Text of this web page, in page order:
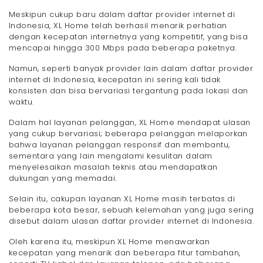
Meskipun cukup baru dalam daftar provider internet di
Indonesia, XL Home telah berhasil menarik perhatian
dengan kecepatan internetnya yang kompetitif, yang bisa
mencapai hingga 300 Mbps pada beberapa paketnya.
Namun, seperti banyak provider lain dalam daftar provider
internet di Indonesia, kecepatan ini sering kali tidak
konsisten dan bisa bervariasi tergantung pada lokasi dan
waktu.
Dalam hal layanan pelanggan, XL Home mendapat ulasan
yang cukup bervariasi; beberapa pelanggan melaporkan
bahwa layanan pelanggan responsif dan membantu,
sementara yang lain mengalami kesulitan dalam
menyelesaikan masalah teknis atau mendapatkan
dukungan yang memadai.
Selain itu, cakupan layanan XL Home masih terbatas di
beberapa kota besar, sebuah kelemahan yang juga sering
disebut dalam ulasan daftar provider internet di Indonesia.
Oleh karena itu, meskipun XL Home menawarkan
kecepatan yang menarik dan beberapa fitur tambahan,